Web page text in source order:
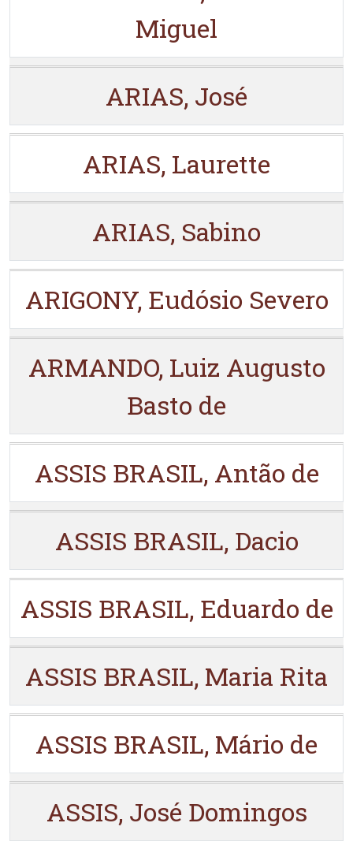
Miguel
ARIAS, José
ARIAS, Laurette
ARIAS, Sabino
ARIGONY, Eudósio Severo
ARMANDO, Luiz Augusto
Basto de
ASSIS BRASIL, Antão de
ASSIS BRASIL, Dacio
ASSIS BRASIL, Eduardo de
ASSIS BRASIL, Maria Rita
ASSIS BRASIL, Mário de
ASSIS, José Domingos